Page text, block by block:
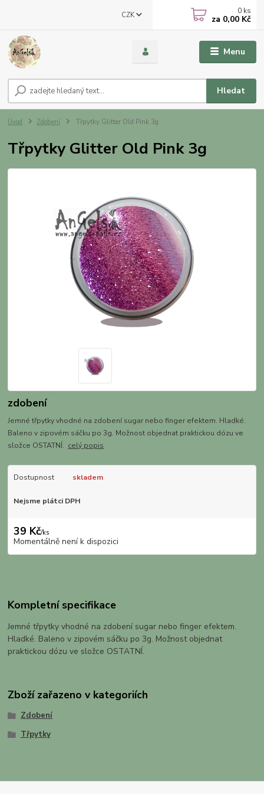
Menu
CZK
Hledat
0 ks
za 0,00 Kč
Úvod Zdobení Třpytky Glitter Old Pink 3g
Třpytky Glitter Old Pink 3g
zdobení
Jemné třpytky vhodné na zdobení sugar nebo finger efektem. Hladké.
Baleno v zipovém sáčku po 3g. Možnost objednat praktickou dózu ve
složce OSTATNÍ. celý popis
Dostupnost skladem
Nejsme plátci DPH
39 Kč/ks
Momentálně není k dispozici
Kompletní specifikace
Jemné třpytky vhodné na zdobení sugar nebo finger efektem.
Hladké. Baleno v zipovém sáčku po 3g. Možnost objednat
praktickou dózu ve složce OSTATNÍ.
Zboží zařazeno v kategoriích
Zdobení
Třpytky